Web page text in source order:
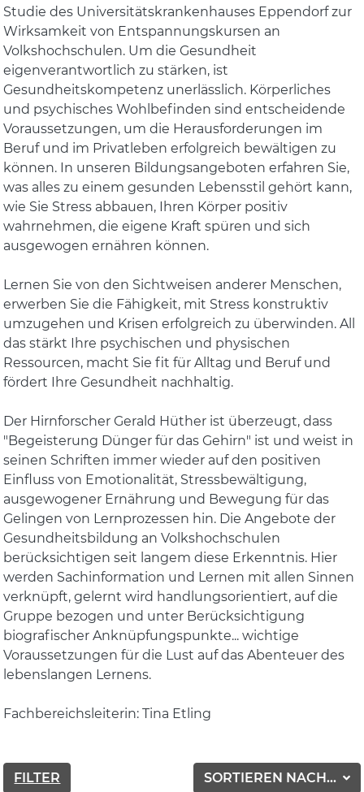
Studie des Universitätskrankenhauses Eppendorf zur
Wirksamkeit von Entspannungskursen an
Volkshochschulen. Um die Gesundheit
eigenverantwortlich zu stärken, ist
Gesundheitskompetenz unerlässlich. Körperliches
und psychisches Wohlbefinden sind entscheidende
Voraussetzungen, um die Herausforderungen im
Beruf und im Privatleben erfolgreich bewältigen zu
können. In unseren Bildungsangeboten erfahren Sie,
was alles zu einem gesunden Lebensstil gehört kann,
wie Sie Stress abbauen, Ihren Körper positiv
wahrnehmen, die eigene Kraft spüren und sich
ausgewogen ernähren können.
Lernen Sie von den Sichtweisen anderer Menschen,
erwerben Sie die Fähigkeit, mit Stress konstruktiv
umzugehen und Krisen erfolgreich zu überwinden. All
das stärkt Ihre psychischen und physischen
Ressourcen, macht Sie fit für Alltag und Beruf und
fördert Ihre Gesundheit nachhaltig.
Der Hirnforscher Gerald Hüther ist überzeugt, dass
"Begeisterung Dünger für das Gehirn" ist und weist in
seinen Schriften immer wieder auf den positiven
Einfluss von Emotionalität, Stressbewältigung,
ausgewogener Ernährung und Bewegung für das
Gelingen von Lernprozessen hin. Die Angebote der
Gesundheitsbildung an Volkshochschulen
berücksichtigen seit langem diese Erkenntnis. Hier
werden Sachinformation und Lernen mit allen Sinnen
verknüpft, gelernt wird handlungsorientiert, auf die
Gruppe bezogen und unter Berücksichtigung
biografischer Anknüpfungspunkte... wichtige
Voraussetzungen für die Lust auf das Abenteuer des
lebenslangen Lernens.
Fachbereichsleiterin: Tina Etling
SORTIEREN NACH...
FILTER